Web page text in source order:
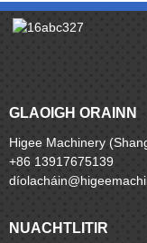
GLAOIGH ORAINN
Higee Machinery
+86 13917675139
NUACHTLITIR